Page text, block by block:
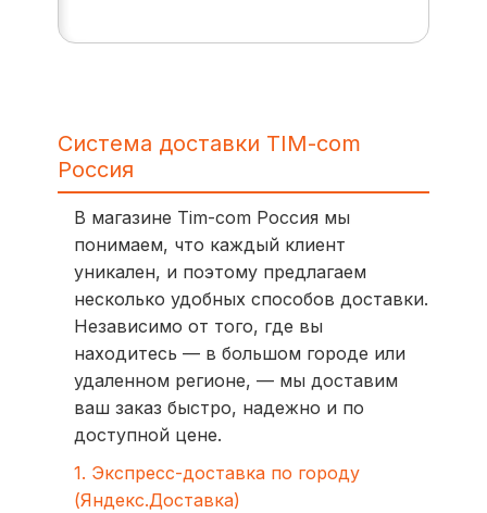
Система доставки TIM-com
Россия
В магазине Tim-com Россия мы
понимаем, что каждый клиент
уникален, и поэтому предлагаем
несколько удобных способов доставки.
Независимо от того, где вы
находитесь — в большом городе или
удаленном регионе, — мы доставим
ваш заказ быстро, надежно и по
доступной цене.
1. Экспресс-доставка по городу
(Яндекс.Доставка)